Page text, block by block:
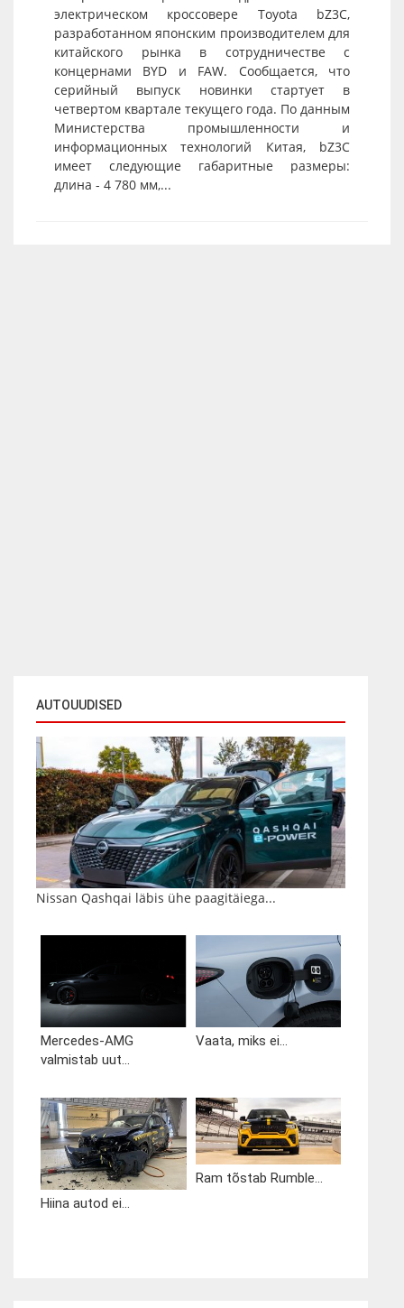
AUTOUUDISED
Nissan Qashqai läbis ühe paagitäiega...
Mercedes-AMG
valmistab uut...
Vaata, miks ei...
Hiina autod ei...
Ram tõstab Rumble...
электрическом кроссовере Toyota bZ3C,
разработанном японским производителем для
китайского рынка в сотрудничестве с
концернами BYD и FAW. Сообщается, что
серийный выпуск новинки стартует в
четвертом квартале текущего года. По данным
Министерства промышленности и
информационных технологий Китая, bZ3C
имеет следующие габаритные размеры:
длина - 4 780 мм,...